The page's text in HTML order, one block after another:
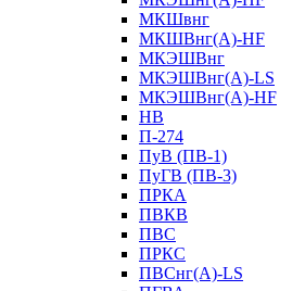
МКШвнг
МКШВнг(А)-HF
МКЭШВнг
МКЭШВнг(А)-LS
МКЭШВнг(А)-HF
НВ
П-274
ПуВ (ПВ-1)
ПуГВ (ПВ-3)
ПРКА
ПВКВ
ПВС
ПРКС
ПВСнг(А)-LS